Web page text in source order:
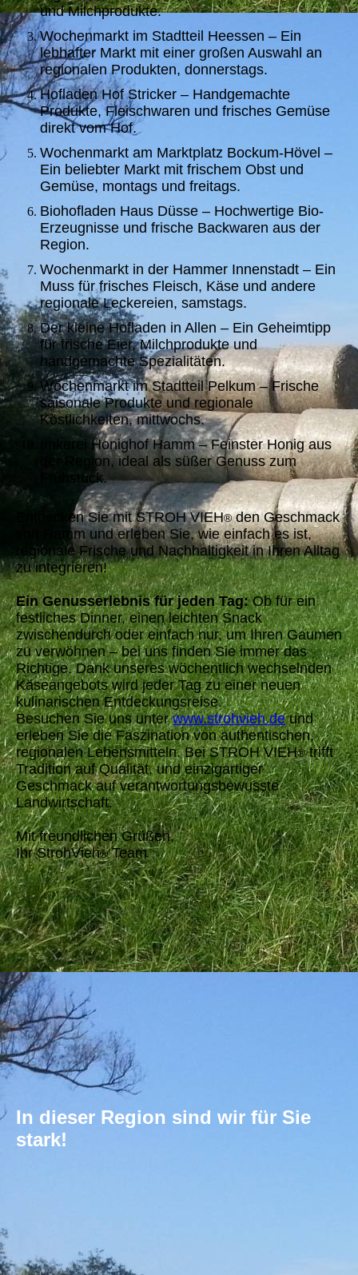
und Milchprodukte.
Wochenmarkt im Stadtteil Heessen – Ein
lebhafter Markt mit einer großen Auswahl an
regionalen Produkten, donnerstags.
Hofladen Hof Stricker – Handgemachte
Produkte, Fleischwaren und frisches Gemüse
direkt vom Hof.
Wochenmarkt am Marktplatz Bockum-Hövel –
Ein beliebter Markt mit frischem Obst und
Gemüse, montags und freitags.
Biohofladen Haus Düsse – Hochwertige Bio-
Erzeugnisse und frische Backwaren aus der
Region.
Wochenmarkt in der Hammer Innenstadt – Ein
Muss für frisches Fleisch, Käse und andere
regionale Leckereien, samstags.
Der kleine Hofladen in Allen – Ein Geheimtipp
für frische Eier, Milchprodukte und
handgemachte Spezialitäten.
Wochenmarkt im Stadtteil Pelkum – Frische
saisonale Produkte und regionale
Köstlichkeiten, mittwochs.
Imkerei Honighof Hamm – Feinster Honig aus
der Region, ideal als süßer Genuss zum
Frühstück.
Entdecken Sie mit STROH VIEH®den Geschmack
von Hamm und erleben Sie, wie einfach es ist,
regionale Frische und Nachhaltigkeit in Ihren Alltag
zu integrieren!
Ein Genusserlebnis für jeden Tag:Ob für ein
festliches Dinner, einen leichten Snack
zwischendurch oder einfach nur, um Ihren Gaumen
zu verwöhnen – bei uns finden Sie immer das
Richtige. Dank unseres wöchentlich wechselnden
Käseangebots wird jeder Tag zu einer neuen
kulinarischen Entdeckungsreise.
Besuchen Sie uns unterwww.strohvieh.deund
erleben Sie die Faszination von authentischen,
regionalen Lebensmitteln. Bei STROH VIEH®trifft
Tradition auf Qualität, und einzigartiger
Geschmack auf verantwortungsbewusste
Landwirtschaft.
Mit freundlichen Grüßen,
Ihr StrohVieh®Team
In dieser Region sind wir für Sie
stark!